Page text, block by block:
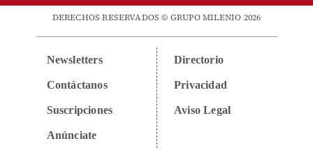
DERECHOS RESERVADOS © GRUPO MILENIO 2026
Newsletters
Contáctanos
Suscripciones
Anúnciate
Directorio
Privacidad
Aviso Legal